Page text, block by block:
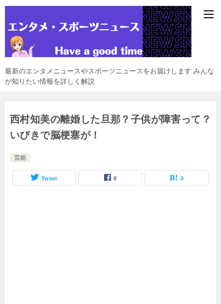
最新のエンタメニュースやスポーツニュースをお届けします みんな
が知りたい情報を詳しく解説
西村知美の離婚した旦那？子供が障害って？
いびきで脳梗塞が！
芸能
Tweet 0 0